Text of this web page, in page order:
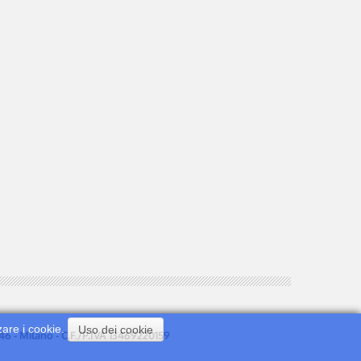
i cookie. Uso dei cookie
- Milano - C.F./P.IVA 13469220159